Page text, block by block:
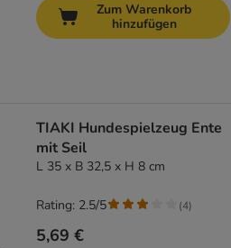
Zum Warenkorb
hinzufügen
TIAKI Hundespielzeug Ente
mit Seil
L 35 x B 32,5 x H 8 cm
5,69 €
Rating: 2.5/5 (4)